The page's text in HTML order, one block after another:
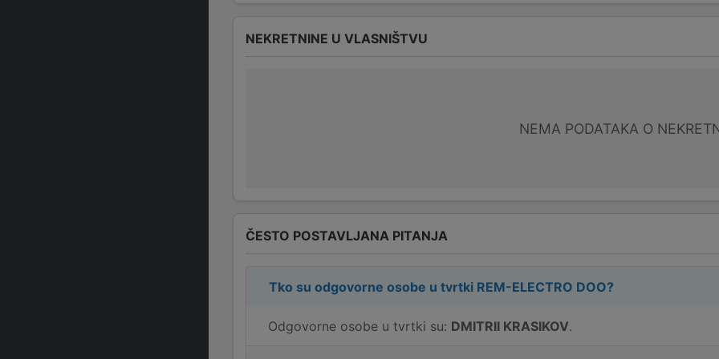
NEKRETNINE U VLASNIŠTVU
NEMA PODATAKA O
ČESTO POSTAVLJANA PITANJA
Tko su odgovorne osobe u tvrtki REM-ELECTRO DOO?
Odgovorne osobe u tvrtki su: DMITRII KRASIKOV.